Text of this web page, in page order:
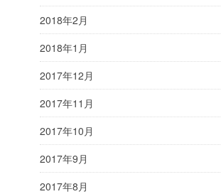
2018年2月
2018年1月
2017年12月
2017年11月
2017年10月
2017年9月
2017年8月